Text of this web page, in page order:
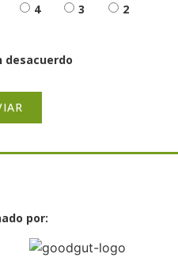
4 3 2
desacuerdo
por: